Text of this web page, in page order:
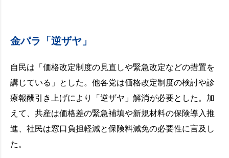
金パラ「逆ザヤ」
自民は「価格改定制度の見直しや緊急改定などの措置を
講じている」とした。他各党は価格改定制度の検討や診
療報酬引き上げにより「逆ザヤ」解消が必要とした。加
えて、共産は価格差の緊急補填や新規材料の保険導入推
進、社民は窓口負担軽減と保険料減免の必要性に言及し
た。